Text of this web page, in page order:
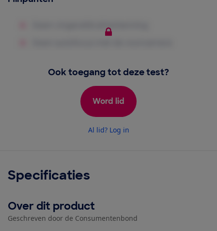
Ook toegang tot deze test?
Word lid
Al lid? Log in
Specificaties
Over dit product
Geschreven door de Consumentenbond